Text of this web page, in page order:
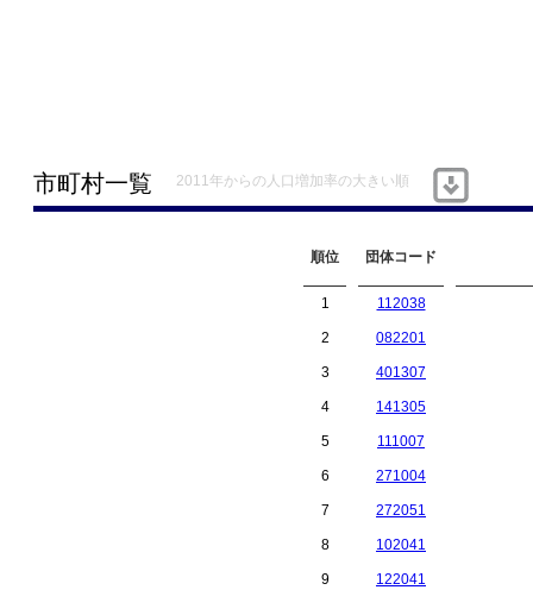
市町村一覧 2011年からの人口増加率の大きい順
順位 団体コード
1 112038
2 082201
3 401307
4 141305
5 111007
6 271004
7 272051
8 102041
9 122041